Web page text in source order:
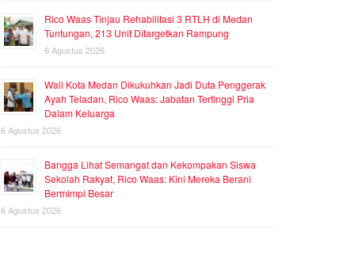
Rico Waas Tinjau Rehabilitasi 3 RTLH di Medan
Tuntungan, 213 Unit Ditargetkan Rampung
6 Agustus 2026
Wali Kota Medan Dikukuhkan Jadi Duta Penggerak
Ayah Teladan, Rico Waas: Jabatan Tertinggi Pria
Dalam Keluarga
6 Agustus 2026
Bangga Lihat Semangat dan Kekompakan Siswa
Sekolah Rakyat, Rico Waas: Kini Mereka Berani
Bermimpi Besar
6 Agustus 2026